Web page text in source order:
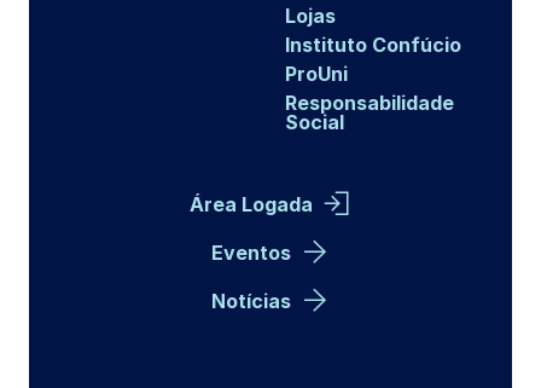
Lojas
Instituto Confúcio
ProUni
Responsabilidade
Social
Área Logada
Eventos
Notícias